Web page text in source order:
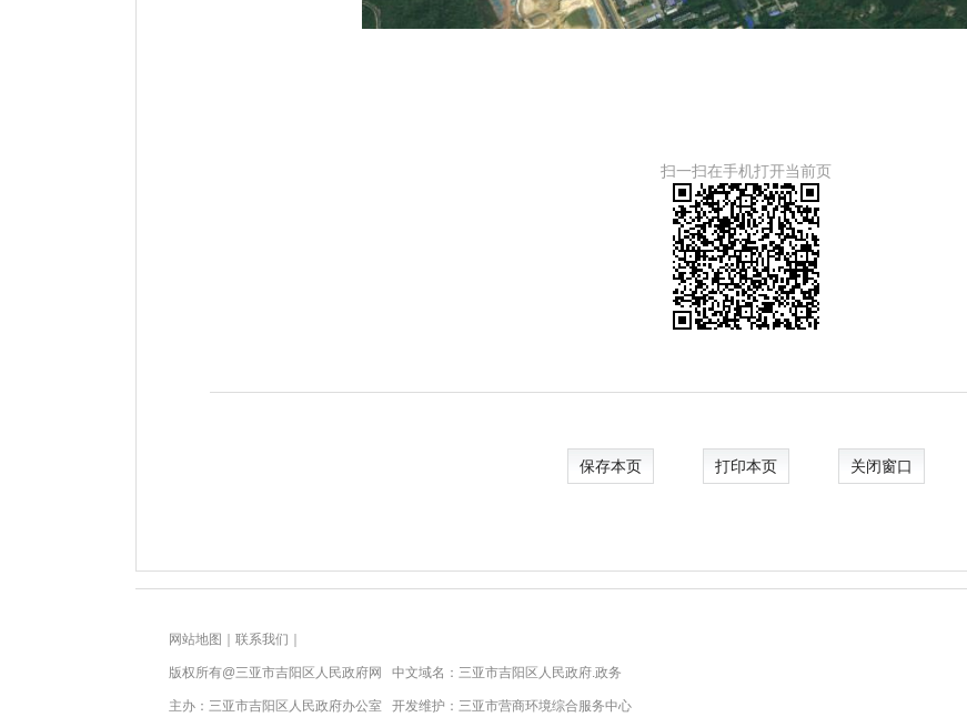
扫一扫在手机打开当前页
保存本页 打印本页 关闭窗口
网站地图 联系我们
版权所有@三亚市吉阳区人民政府网 中文域名： 三亚市吉阳区人民政府.政务
主办：三亚市吉阳区人民政府办公室 开发维护：三亚市营商环境综合服务中心